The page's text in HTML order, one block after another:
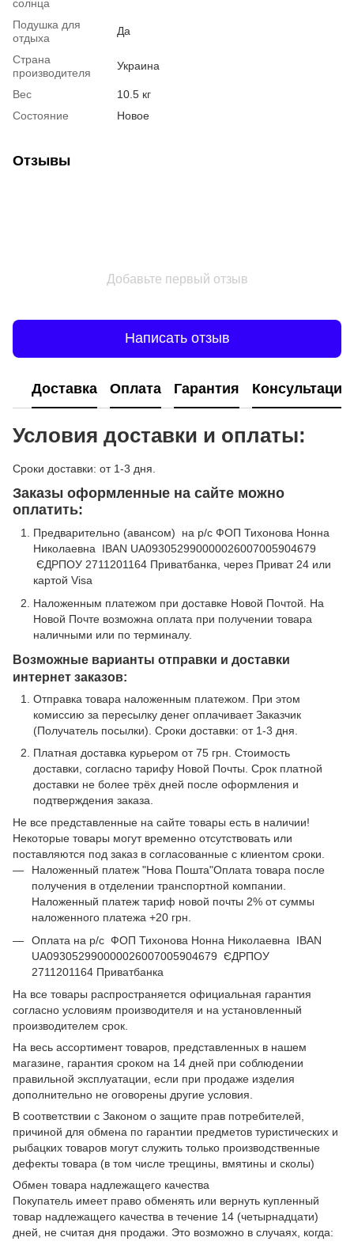
солнца
Подушка для
отдыха
Да
Страна
производителя
Украина
Вес
10.5 кг
Состояние
Новое
Отзывы
Добавьте первый отзыв
Написать отзыв
Доставка Оплата Гарантия Консультация
Условия доставки и оплаты:
Сроки доставки: от 1-3 дня.
Заказы оформленные на сайте можно
оплатить:
Предварительно (авансом) на р/с ФОП Тихонова Нонна
Николаевна IBAN UA093052990000026007005904679
ЄДРПОУ 2711201164 Приватбанка, через Приват 24 или
картой Visa
Наложенным платежом при доставке Новой Почтой. На
Новой Почте возможна оплата при получении товара
наличными или по терминалу.
Возможные варианты отправки и доставки
интернет заказов:
Отправка товара наложенным платежом. При этом
комиссию за пересылку денег оплачивает Заказчик
(Получатель посылки). Сроки доставки: от 1-3 дня.
Платная доставка курьером от 75 грн. Стоимость
доставки, согласно тарифу Новой Почты. Срок платной
доставки не более трёх дней после оформления и
подтверждения заказа.
Не все представленные на сайте товары есть в наличии!
Некоторые товары могут временно отсутствовать или
поставляются под заказ в согласованные с клиентом сроки.
Наложенный платеж "Нова Пошта"Оплата товара после
получения в отделении транспортной компании.
Наложенный платеж тариф новой почты 2% от суммы
наложенного платежа +20 грн.
Оплата на р/с ФОП Тихонова Нонна Николаевна IBAN
UA093052990000026007005904679 ЄДРПОУ
2711201164 Приватбанка
На все товары распространяется официальная гарантия
согласно условиям производителя и на установленный
производителем срок.
На весь ассортимент товаров, представленных в нашем
магазине, гарантия сроком на 14 дней при соблюдении
правильной эксплуатации, если при продаже изделия
дополнительно не оговорены другие условия.
В соответствии с Законом о защите прав потребителей,
причиной для обмена по гарантии предметов туристических и
рыбацких товаров могут служить только производственные
дефекты товара (в том числе трещины, вмятины и сколы)
Обмен товара надлежащего качества
Покупатель имеет право обменять или вернуть купленный
товар надлежащего качества в течение 14 (четырнадцати)
дней, не считая дня продажи. Это возможно в случаях, когда: